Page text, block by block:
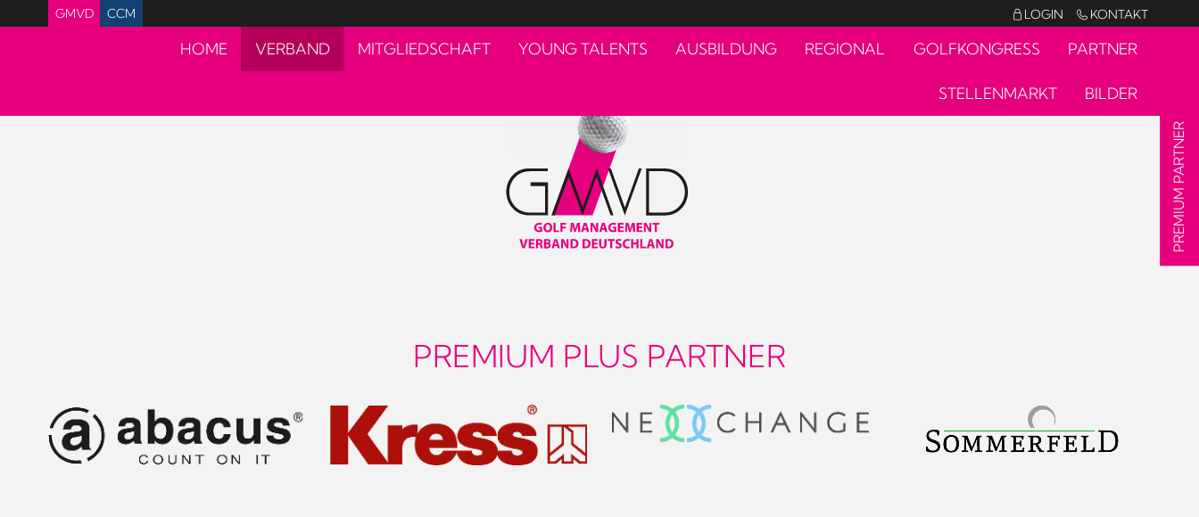
GMVD CCM  LOGIN  KONTAKT
HOME VERBAND MITGLIEDSCHAFT YOUNG TALENTS AUSBILDUNG REGIONAL GOLFKONGRESS PARTNER
STELLENMARKT BILDER
PREMIUM PLUS PARTNER
PREMIUM PARTNER